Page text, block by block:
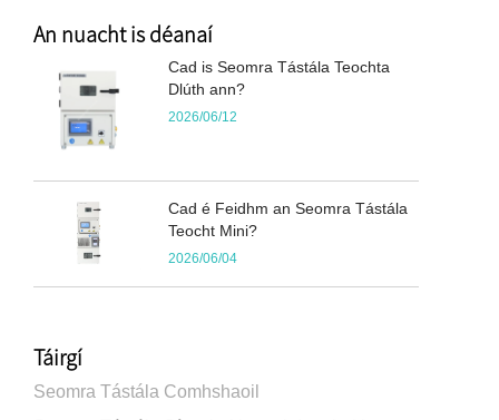
An nuacht is déanaí
Cad is Seomra Tástála Teochta
Dlúth ann?
2026/06/12
Cad é Feidhm an Seomra Tástála
Teocht Mini?
2026/06/04
Táirgí
Seomra Tástála Comhshaoil